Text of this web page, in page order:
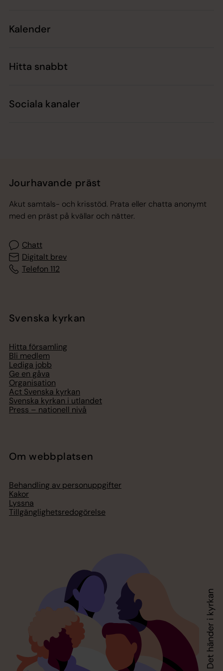
Kalender
Hitta snabbt
Sociala kanaler
Jourhavande präst
Akut samtals- och krisstöd. Prata eller chatta anonymt
med en präst på kvällar och nätter.
Chatt
Digitalt brev
Telefon 112
Svenska kyrkan
Hitta församling
Bli medlem
Lediga jobb
Ge en gåva
Organisation
Act Svenska kyrkan
Svenska kyrkan i utlandet
Press – nationell nivå
Om webbplatsen
Behandling av personuppgifter
Kakor
Lyssna
Tillgänglighetsredogörelse